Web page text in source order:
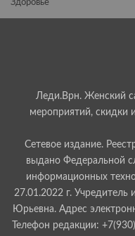
Здоровье
Леди.Врн. Женский
мероприятий, скидки
Сетевое издание.
выдано Федеральной
информационных
27.01.2022 г. Учредитель
Юрьевна. Адрес
Телефон редакции: